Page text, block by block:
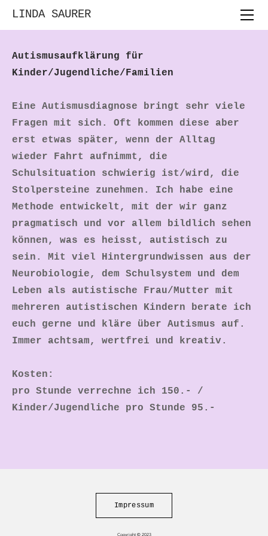
LINDA SAURER
Autismusaufklärung für
Kinder/Jugendliche/Familien
Eine Autismusdiagnose bringt sehr viele
Fragen mit sich. Oft kommen diese aber
erst etwas später, wenn der Alltag
wieder Fahrt aufnimmt, die
Schulsituation schwierig ist/wird, die
Stolpersteine zunehmen. Ich habe eine
Methode entwickelt, mit der wir ganz
pragmatisch und vor allem bildlich sehen
können, was es heisst, autistisch zu
sein. Mit viel Hintergrundwissen aus der
Neurobiologie, dem Schulsystem und dem
Leben als autistische Frau/Mutter mit
mehreren autistischen Kindern berate ich
euch gerne und kläre über Autismus auf.
Immer achtsam, wertfrei und kreativ.
Kosten:
​pro Stunde verrechne ich 150.- /
Kinder/Jugendliche pro Stunde 95.-
Impressum
Copyright © 2023
FORTBILDUNGEN
ASS AUFKLÄRUNG AN SCHULEN
LEHRMITTEL
MUS-E
MALTANZ
ÜBER MICH